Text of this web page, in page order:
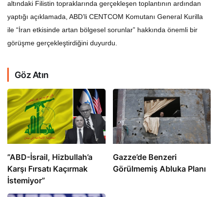
yaptığı açıklamada, ABD’li CENTCOM Komutanı General Kurilla
ile “İran etkisinde artan bölgesel sorunlar” hakkında önemli bir
görüşme gerçekleştirdiğini duyurdu.
Göz Atın
​​​​​​​”ABD-İsrail, Hizbullah’a
Karşı Fırsatı Kaçırmak
İstemiyor”
​​​​​​​Gazze’de Benzeri
Görülmemiş Abluka Planı